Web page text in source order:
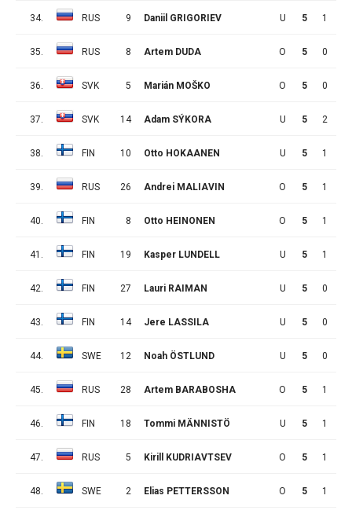
34. RUS 9 Daniil GRIGORIEV U 5 1
35. RUS 8 Artem DUDA O 5 0
36. SVK 5 Marián MOŠKO O 5 0
37. SVK 14 Adam SÝKORA U 5 2
38. FIN 10 Otto HOKAANEN U 5 1
39. RUS 26 Andrei MALIAVIN O 5 1
40. FIN 8 Otto HEINONEN O 5 1
41. FIN 19 Kasper LUNDELL U 5 1
42. FIN 27 Lauri RAIMAN U 5 0
43. FIN 14 Jere LASSILA U 5 0
44. SWE 12 Noah ÖSTLUND U 5 0
45. RUS 28 Artem BARABOSHA O 5 1
46. FIN 18 Tommi MÄNNISTÖ U 5 1
47. RUS 5 Kirill KUDRIAVTSEV O 5 1
48. SWE 2 Elias PETTERSSON O 5 1